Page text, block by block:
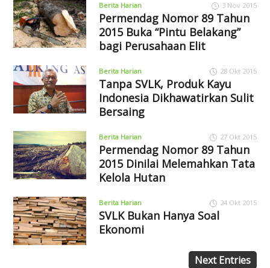
Berita Harian 3 Nov 2015
Permendag Nomor 89 Tahun
2015 Buka “Pintu Belakang”
bagi Perusahaan Elit
Berita Harian 28 Okt 2015
Tanpa SVLK, Produk Kayu
Indonesia Dikhawatirkan Sulit
Bersaing
Berita Harian 27 Okt 2015
Permendag Nomor 89 Tahun
2015 Dinilai Melemahkan Tata
Kelola Hutan
Berita Harian 24 Okt 2015
SVLK Bukan Hanya Soal
Ekonomi
Next Entries